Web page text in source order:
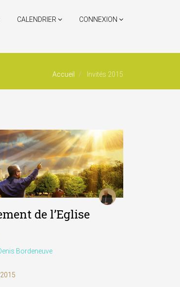
CALENDRIER CONNEXION
Accueil Invités 2015
de l’Eglise
Bordeneuve